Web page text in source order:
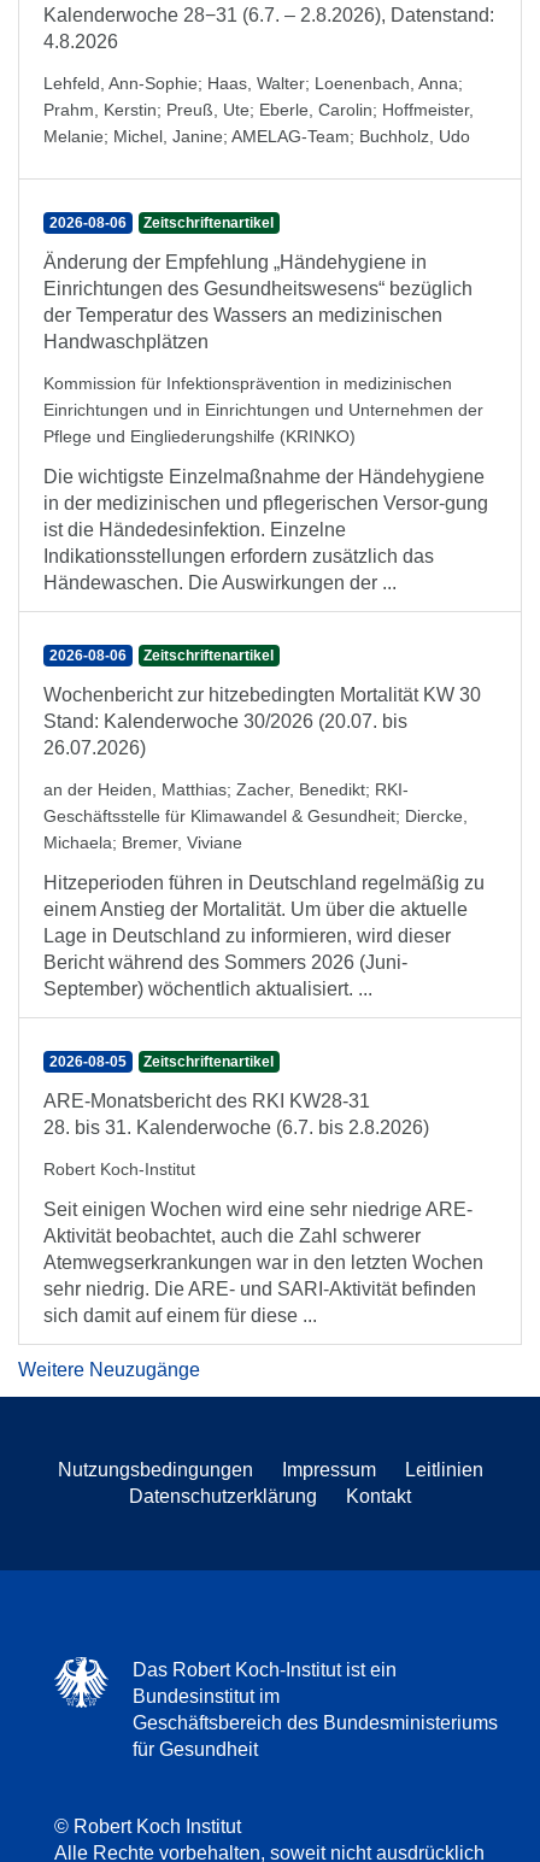
Kalenderwoche 28−31 (6.7. – 2.8.2026), Datenstand:
4.8.2026
Lehfeld, Ann-Sophie; Haas, Walter; Loenenbach, Anna;
Prahm, Kerstin; Preuß, Ute; Eberle, Carolin; Hoffmeister,
Melanie; Michel, Janine; AMELAG-Team; Buchholz, Udo
2026-08-06 Zeitschriftenartikel
Änderung der Empfehlung „Händehygiene in
Einrichtungen des Gesundheitswesens“ bezüglich
der Temperatur des Wassers an medizinischen
Handwaschplätzen
Kommission für Infektionsprävention in medizinischen
Einrichtungen und in Einrichtungen und Unternehmen der
Pflege und Eingliederungshilfe (KRINKO)
Die wichtigste Einzelmaßnahme der Händehygiene
in der medizinischen und pflegerischen Versor-gung
ist die Händedesinfektion. Einzelne
Indikationsstellungen erfordern zusätzlich das
Händewaschen. Die Auswirkungen der ...
2026-08-06 Zeitschriftenartikel
Wochenbericht zur hitzebedingten Mortalität KW 30
Stand: Kalenderwoche 30/2026 (20.07. bis
26.07.2026)
an der Heiden, Matthias; Zacher, Benedikt; RKI-
Geschäftsstelle für Klimawandel & Gesundheit; Diercke,
Michaela; Bremer, Viviane
Hitzeperioden führen in Deutschland regelmäßig zu
einem Anstieg der Mortalität. Um über die aktuelle
Lage in Deutschland zu informieren, wird dieser
Bericht während des Sommers 2026 (Juni-
September) wöchentlich aktualisiert. ...
2026-08-05 Zeitschriftenartikel
ARE-Monatsbericht des RKI KW28-31
28. bis 31. Kalenderwoche (6.7. bis 2.8.2026)
Robert Koch-Institut
Seit einigen Wochen wird eine sehr niedrige ARE-
Aktivität beobachtet, auch die Zahl schwerer
Atemwegserkrankungen war in den letzten Wochen
sehr niedrig. Die ARE- und SARI-Aktivität befinden
sich damit auf einem für diese ...
Weitere Neuzugänge
Nutzungsbedingungen Impressum
Leitlinien
Datenschutzerklärung
Kontakt
Das Robert Koch-Institut ist ein
Bundesinstitut im
Geschäftsbereich des Bundesministeriums
für Gesundheit
© Robert Koch Institut
Alle Rechte vorbehalten, soweit nicht ausdrücklich